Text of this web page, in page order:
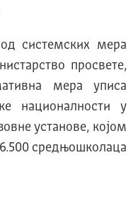
системских мера
просвете,
мера уписа
националности у
установе, којом
средњошколаца